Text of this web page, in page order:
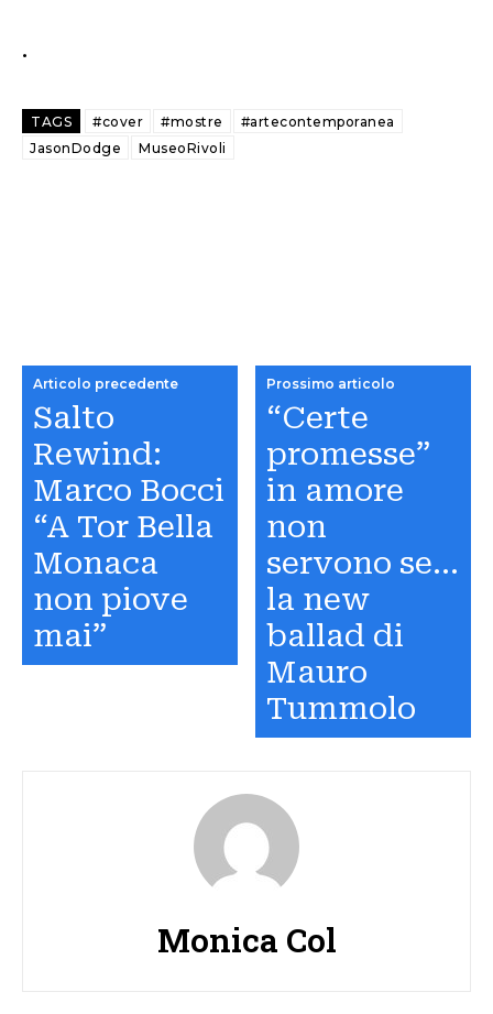
.
TAGS #cover #mostre
#artecontemporanea
JasonDodge
MuseoRivoli
Articolo precedente
Salto
Rewind:
Marco Bocci
“A Tor Bella
Monaca
non piove
mai”
Prossimo articolo
“Certe
promesse”
in amore
non
servono se…
la new
ballad di
Mauro
Tummolo
Monica Col